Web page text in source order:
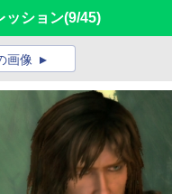
ッション(9/45)
画像